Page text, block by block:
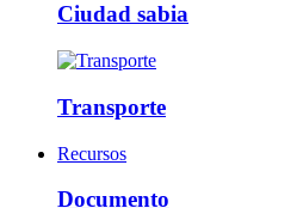
Ciudad sabia
Transporte
Recursos
Documento